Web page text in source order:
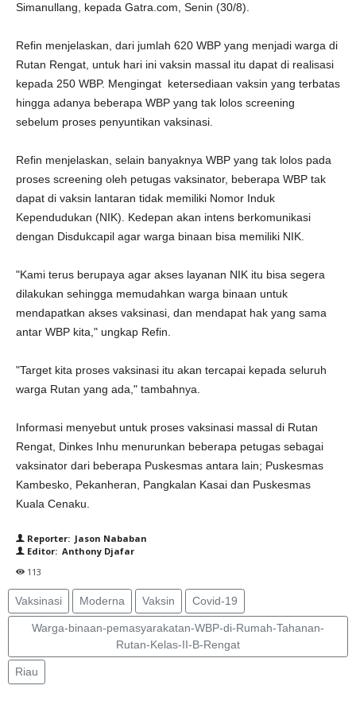
Simanullang, kepada Gatra.com, Senin (30/8).
Refin menjelaskan, dari jumlah 620 WBP yang menjadi warga di
Rutan Rengat, untuk hari ini vaksin massal itu dapat di realisasi
kepada 250 WBP. Mengingat ketersediaan vaksin yang terbatas
hingga adanya beberapa WBP yang tak lolos screening
sebelum proses penyuntikan vaksinasi.
Refin menjelaskan, selain banyaknya WBP yang tak lolos pada
proses screening oleh petugas vaksinator, beberapa WBP tak
dapat di vaksin lantaran tidak memiliki Nomor Induk
Kependudukan (NIK). Kedepan akan intens berkomunikasi
dengan Disdukcapil agar warga binaan bisa memiliki NIK.
"Kami terus berupaya agar akses layanan NIK itu bisa segera
dilakukan sehingga memudahkan warga binaan untuk
mendapatkan akses vaksinasi, dan mendapat hak yang sama
antar WBP kita," ungkap Refin.
"Target kita proses vaksinasi itu akan tercapai kepada seluruh
warga Rutan yang ada," tambahnya.
Informasi menyebut untuk proses vaksinasi massal di Rutan
Rengat, Dinkes Inhu menurunkan beberapa petugas sebagai
vaksinator dari beberapa Puskesmas antara lain; Puskesmas
Kambesko, Pekanheran, Pangkalan Kasai dan Puskesmas
Kuala Cenaku.
Reporter: Jason Nababan
Editor: Anthony Djafar
113
Vaksinasi Moderna Vaksin Covid-19
Warga-binaan-pemasyarakatan-WBP-di-Rumah-Tahanan-
Rutan-Kelas-II-B-Rengat
Riau